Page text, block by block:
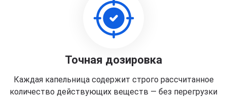
Точная дозировка
Каждая капельница содержит строго рассчитанное
количество действующих веществ — без перегрузки